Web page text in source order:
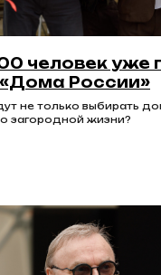
человек уже
России»
не только выбирать
загородной жизни?